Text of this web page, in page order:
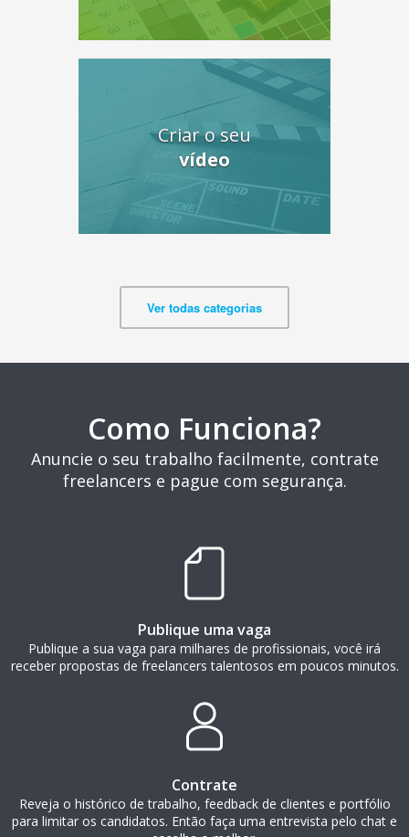
Criar o seu
vídeo
Ver todas categorias
Como Funciona?
Anuncie o seu trabalho facilmente, contrate
freelancers e pague com segurança.
Publique uma vaga
Publique a sua vaga para milhares de profissionais, você irá
receber propostas de freelancers talentosos em poucos minutos.
Contrate
Reveja o histórico de trabalho, feedback de clientes e portfólio
para limitar os candidatos. Então faça uma entrevista pelo chat e